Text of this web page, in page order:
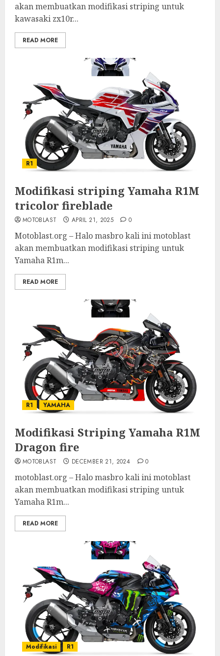
akan membuatkan modifikasi striping untuk
kawasaki zx10r...
READ MORE
R1
Modifikasi striping Yamaha R1M
tricolor fireblade
MOTOBLAST APRIL 21, 2025 0
Motoblast.org – Halo masbro kali ini motoblast
akan membuatkan modifikasi striping untuk
Yamaha R1m...
READ MORE
R1 YAMAHA
Modifikasi Striping Yamaha R1M
Dragon fire
MOTOBLAST DECEMBER 21, 2024 0
motoblast.org – Halo masbro kali ini motoblast
akan membuatkan modifikasi striping untuk
Yamaha R1m...
READ MORE
Modifikasi R1